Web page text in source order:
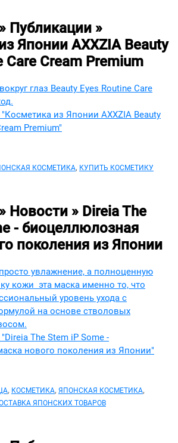
Публикации »
Японии AXXZIA Beauty
Care Cream Premium
глаз Beauty Eyes Routine Care
из Японии AXXZIA Beauty
Premium"
КОСМЕТИКА, КУПИТЬ КОСМЕТИКУ
Новости » Direia The
- биоцеллюлозная
поколения из Японии
увлажнение, а полноценную
кожи эта маска именно то, что
уровень ухода с
на основе стволовых
The Stem iP Some -
нового поколения из Японии"
, КОСМЕТИКА, ЯПОНСКАЯ КОСМЕТИКА,
ЯПОНСКИХ ТОВАРОВ